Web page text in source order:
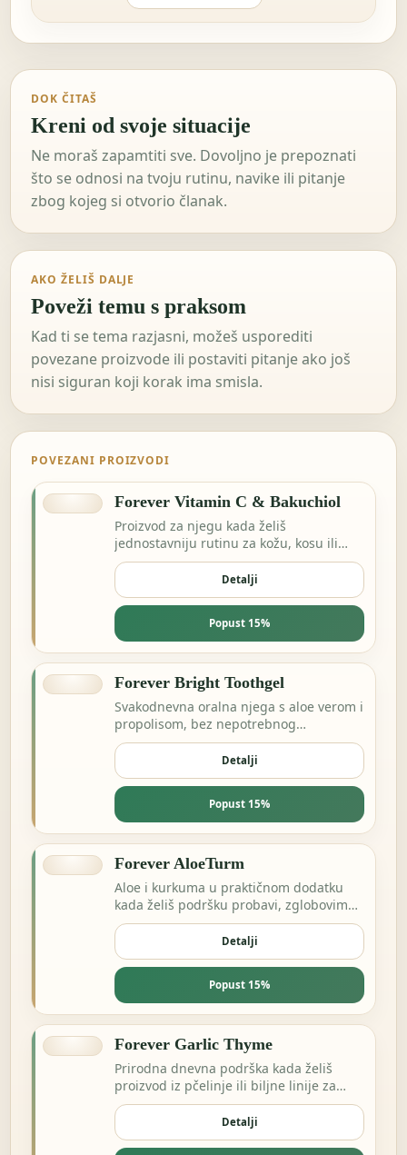
DOK ČITAŠ
Kreni od svoje situacije
Ne moraš zapamtiti sve. Dovoljno je prepoznati
što se odnosi na tvoju rutinu, navike ili pitanje
zbog kojeg si otvorio članak.
AKO ŽELIŠ DALJE
Poveži temu s praksom
Kad ti se tema razjasni, možeš usporediti
povezane proizvode ili postaviti pitanje ako još
nisi siguran koji korak ima smisla.
POVEZANI PROIZVODI
Forever Vitamin C & Bakuchiol
Proizvod za njegu kada želiš
jednostavniju rutinu za kožu, kosu ili
svakodnevnu svježinu.
Detalji
Popust 15%
Forever Bright Toothgel
Svakodnevna oralna njega s aloe verom i
propolisom, bez nepotrebnog
kompliciranja.
Detalji
Popust 15%
Forever AloeTurm
Aloe i kurkuma u praktičnom dodatku
kada želiš podršku probavi, zglobovima
ili dnevnoj ravnoteži.
Detalji
Popust 15%
Forever Garlic Thyme
Prirodna dnevna podrška kada želiš
proizvod iz pčelinje ili biljne linije za
energiju i otpornost.
Detalji